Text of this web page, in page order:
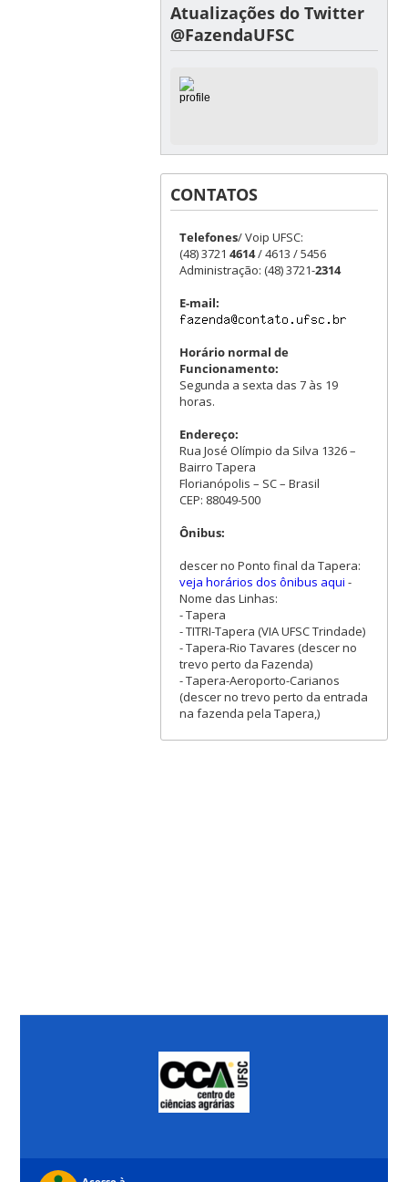
Atualizações do Twitter
@FazendaUFSC
CONTATOS
Telefones/ Voip UFSC:
(48) 3721 4614/ 4613 / 5456
Administração: (48) 3721-2314
E-mail:
Horário normal de
Funcionamento:
Segunda a sexta das 7 às 19
horas.
Endereço:
Rua José Olímpio da Silva 1326 –
Bairro Tapera
Florianópolis – SC – Brasil
CEP: 88049-500
Ônibus:
descer no Ponto final da Tapera:
veja horários dos ônibus aqui -
Nome das Linhas:
- Tapera
- TITRI-Tapera (VIA UFSC Trindade)
- Tapera-Rio Tavares (descer no
trevo perto da Fazenda)
- Tapera-Aeroporto-Carianos
(descer no trevo perto da entrada
na fazenda pela Tapera,)